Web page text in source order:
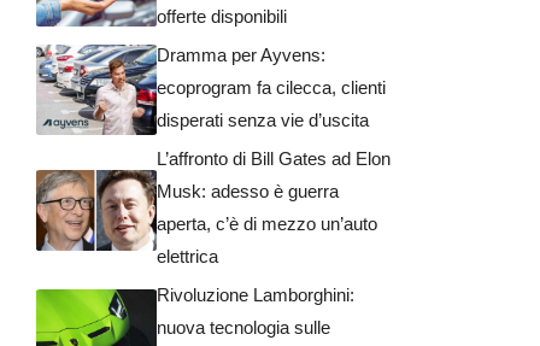
offerte disponibili
Dramma per Ayvens:
ecoprogram fa cilecca, clienti
disperati senza vie d’uscita
L’affronto di Bill Gates ad Elon
Musk: adesso è guerra
aperta, c’è di mezzo un’auto
elettrica
Rivoluzione Lamborghini:
nuova tecnologia sulle